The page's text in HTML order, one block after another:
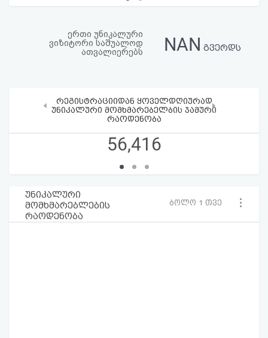
ერთი უნიკალური
ვიზიტორი საშუალოდ
ათვალიერებს
NAN გვერდს
რეგისტრაციიდან ყოველდღიურად
უნიკალური მომხმარებელბის ჯამური
რაოდენობა
56,416
‹ ›
უნიკალური
მომხმარებლების
რაოდენობა
ბოლო 1 თვე